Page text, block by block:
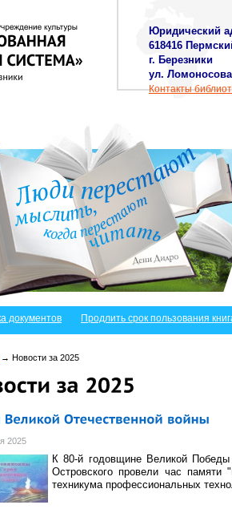
Юридический
618416
г. Березники
ул.
Контакты
документов Продлить срок пользования
→ Новости за 2025
2025
К 80-й годовщине Великой Победы
Островского провели час
техникума профессиональных